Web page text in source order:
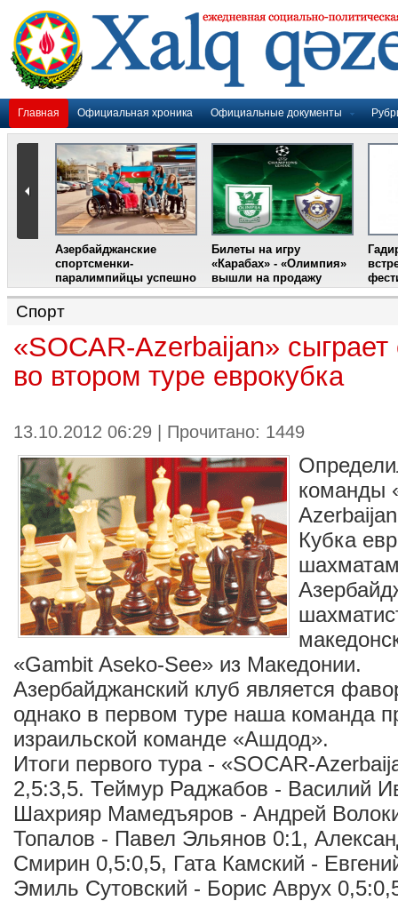
Главная Официальная хроника Официальные документы
Азербайджанские
спортсменки-
паралимпийцы успешно
выступили на III
Международном
фестивале парашютного
спорта
Билеты на игру
«Карабах» - «Олимпия»
вышли на продажу
Спорт
«SOCAR-Azerbaijan»
во втором туре еврокубка
13.10.2012 06:29 | Прочитано: 1449
команды
Кубка
«Gambit Aseko-See» из Македонии.
Азербайджанский клуб является
однако в первом туре наша команда
израильской команде «Ашдод».
Итоги первого тура - «SOCAR-
2,5:3,5. Теймур Раджабов - Василий
Шахрияр Мамедъяров - Андрей
Топалов - Павел Эльянов 0:1,
Смирин 0,5:0,5, Гата Камский -
Эмиль Сутовский - Борис Аврух